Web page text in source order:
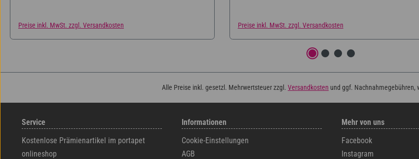
Preise inkl. MwSt. zzgl. Versandkosten Preise inkl. MwSt. zzgl. Versandkosten
Alle Preise inkl. gesetzl. Mehrwertsteuer zzgl. Versandkosten und ggf. Nachnahmegebühren,
Service
Kostenlose Prämienartikel im portapet
onlineshop
Informationen
Cookie-Einstellungen
AGB
Mehr von uns
Facebook
Instagram